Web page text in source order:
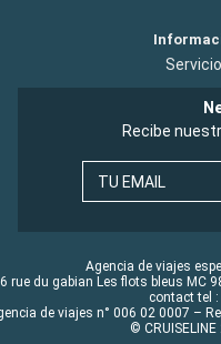
Recibe
TU EMAIL
Agencia de viajes
rue du gabian Les flots bleus MC
contact tel
de viajes n° 006 02 0007 –
©